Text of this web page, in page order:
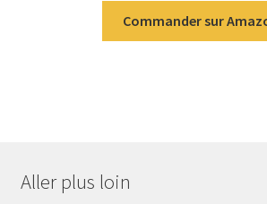
Commander sur
Aller plus loin